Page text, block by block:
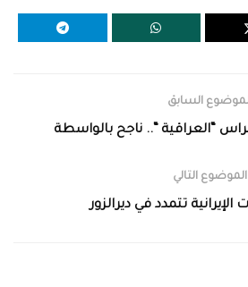
السابق
“العراقية “.. ناجح بالواسطة
الموضوع التالي
الإيرانية تتمدد في ديرالزور